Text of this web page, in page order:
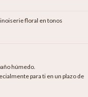
floral en tonos
húmedo.
para ti en un plazo de